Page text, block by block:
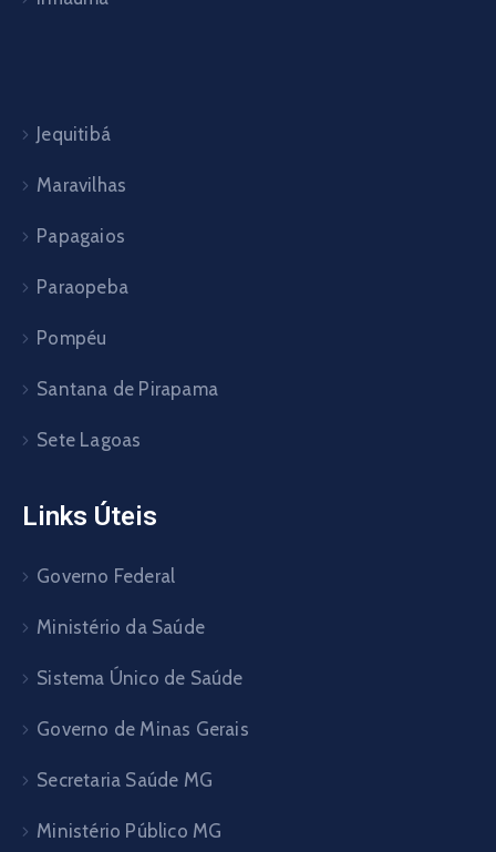
Jequitibá
Maravilhas
Papagaios
Paraopeba
Pompéu
Santana de Pirapama
Sete Lagoas
Links Úteis
Governo Federal
Ministério da Saúde
Sistema Único de Saúde
Governo de Minas Gerais
Secretaria Saúde MG
Ministério Público MG